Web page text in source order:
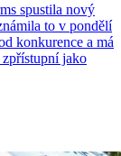
spustila nový
to v pondělí
konkurence a má
jako